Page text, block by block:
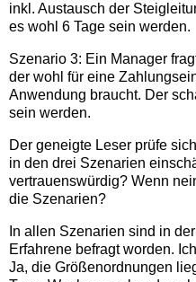
inkl. Austausch der
es wohl 6 Tage sein werden.
Szenario 3: Ein Manager
der wohl für eine
Anwendung braucht. Der
sein werden.
Der geneigte Leser prüfe
in den drei Szenarien
vertrauenswürdig? Wenn
die Szenarien?
In allen Szenarien sind in
Erfahrene befragt worden.
Ja, die Größenordnungen